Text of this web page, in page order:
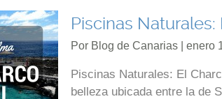
Piscinas Naturales:
Por Blog de Canarias | enero
Piscinas Naturales: El
belleza ubicada entre la de